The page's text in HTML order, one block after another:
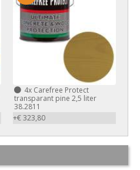
4xCarefree Protect
transparant pine 2,5 liter
38.2811
+€ 323,80